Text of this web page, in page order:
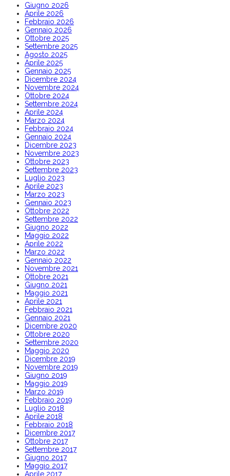
Giugno 2026
Aprile 2026
Febbraio 2026
Gennaio 2026
Ottobre 2025
Settembre 2025
Agosto 2025
Aprile 2025
Gennaio 2025
Dicembre 2024
Novembre 2024
Ottobre 2024
Settembre 2024
Aprile 2024
Marzo 2024
Febbraio 2024
Gennaio 2024
Dicembre 2023
Novembre 2023
Ottobre 2023
Settembre 2023
Luglio 2023
Aprile 2023
Marzo 2023
Gennaio 2023
Ottobre 2022
Settembre 2022
Giugno 2022
Maggio 2022
Aprile 2022
Marzo 2022
Gennaio 2022
Novembre 2021
Ottobre 2021
Giugno 2021
Maggio 2021
Aprile 2021
Febbraio 2021
Gennaio 2021
Dicembre 2020
Ottobre 2020
Settembre 2020
Maggio 2020
Dicembre 2019
Novembre 2019
Giugno 2019
Maggio 2019
Marzo 2019
Febbraio 2019
Luglio 2018
Aprile 2018
Febbraio 2018
Dicembre 2017
Ottobre 2017
Settembre 2017
Giugno 2017
Maggio 2017
Aprile 2017